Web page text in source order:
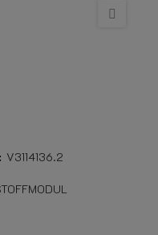
V3114136.2